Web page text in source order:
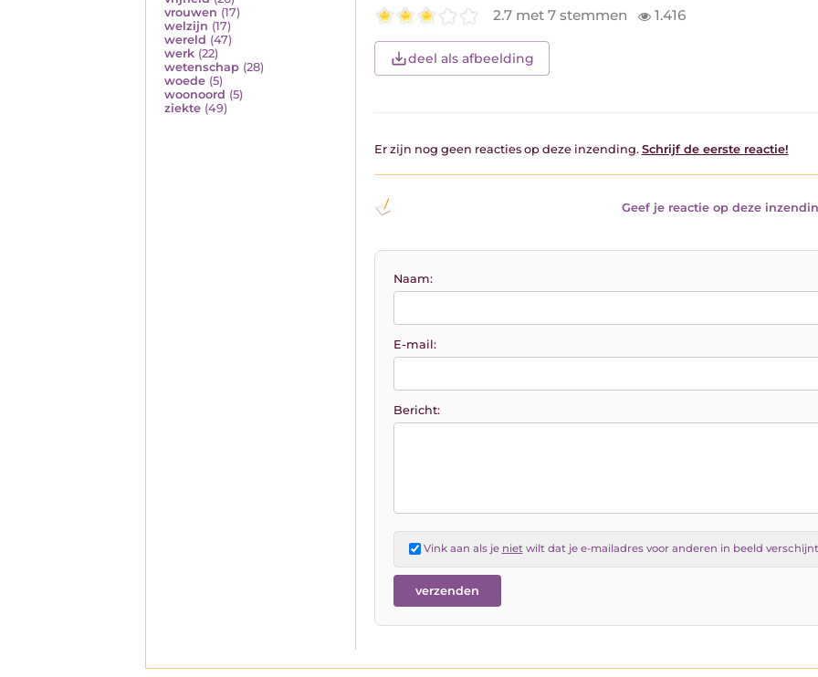
vrouwen (17)
welzijn (17)
wereld (47)
werk (22)
wetenschap (28)
woede (5)
woonoord (5)
ziekte (49)
2.7 met 7 stemmen 1.416
deel als afbeelding
Er zijn nog geen reacties op deze inzending. Schrijf de eerste reactie!
Geef je reactie op deze
Naam:
E-mail:
Bericht:
Vink aan als je nietwilt dat je e-mailadres voor anderen in beeld verschijnt